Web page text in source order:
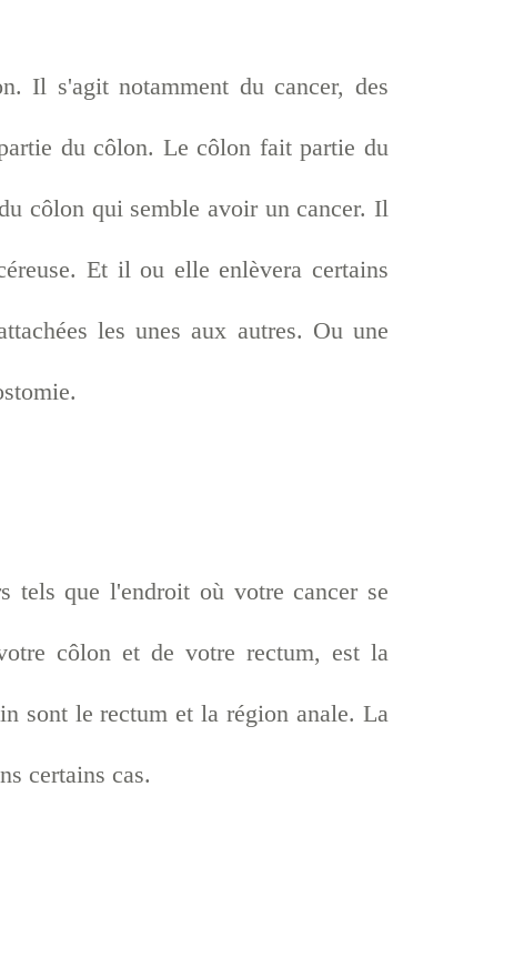
Il s'agit notamment du cancer, des
du côlon. Le côlon fait partie du
côlon qui semble avoir un cancer. Il
Et il ou elle enlèvera certains
les unes aux autres. Ou une
tels que l'endroit où votre cancer se
côlon et de votre rectum, est la
sont le rectum et la région anale. La
certains cas.